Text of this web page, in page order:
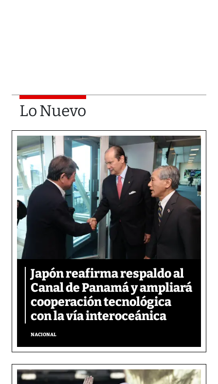
Lo Nuevo
Japón reafirma respaldo al
Canal de Panamá y ampliará
cooperación tecnológica
con la vía interoceánica
NACIONAL